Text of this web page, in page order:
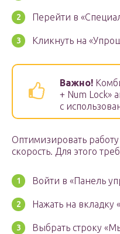
Перейти в
Кликнуть на
Важно!
+ Num Lock»
с
Оптимизировать
скорость. Для этого
Войти в «Панель
Нажать на вкладку
Выбрать строку